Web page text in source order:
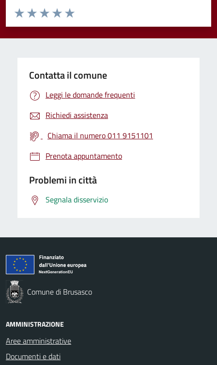
Valuta da 1 a 5 stelle la pagina
Valuta 5 stelle su 5
Valuta 4 stelle su 5
Valuta 3 stelle su 5
Valuta 2 stelle su 5
Valuta 1 stelle su 5
Contatta il comune
Leggi le domande frequenti
Richiedi assistenza
Chiama il numero 011 9151101
Prenota appuntamento
Problemi in città
Segnala disservizio
Comune di Brusasco
AMMINISTRAZIONE
Aree amministrative
Documenti e dati